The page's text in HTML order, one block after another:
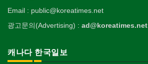
Email : public@koreatimes.net
광고문의(Advertising) : ad@koreatimes.net
캐나다 한국일보